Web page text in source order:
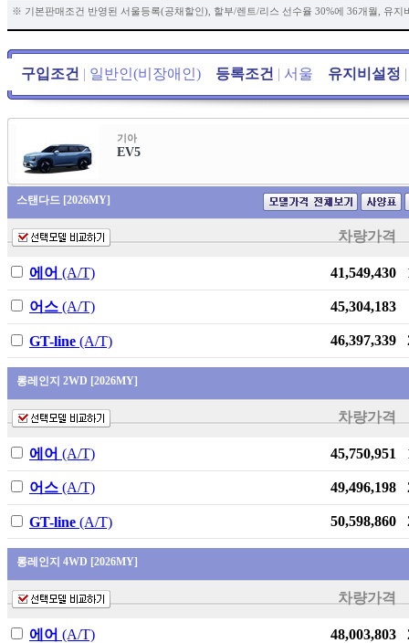
The new 투싼
(NX4)
더 뉴 토레스
뉴 토레스
TECH HEV
스타리아
ATTO 3
HEV
SE-A
브리드
※ 기본판매조건 반영된 서울등록(공채할인), 할부/렌트/리스 선수율 30%에 36개월, 유지
구입조건 | 일반인(비장애인) 등록조건 | 서울 유지비설정 |
기아
EV5
스탠다드 [2026MY]
차량가격
에어 (A/T) 41,549,430
어스 (A/T) 45,304,183
GT-line (A/T) 46,397,339
롱레인지 2WD [2026MY]
차량가격
에어 (A/T) 45,750,951
어스 (A/T) 49,496,198
GT-line (A/T) 50,598,860
롱레인지 4WD [2026MY]
차량가격
에어 (A/T) 48,003,803